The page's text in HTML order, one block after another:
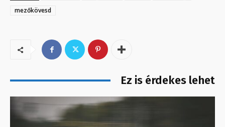
mezőkövesd
Ez is érdekes lehet